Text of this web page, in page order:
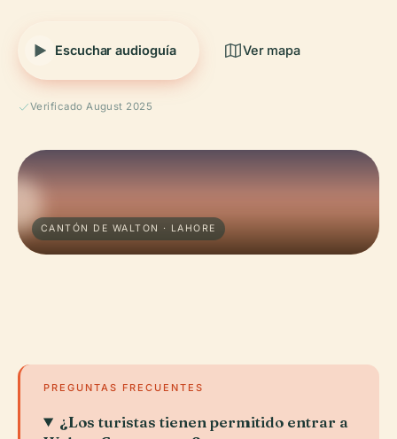
Escuchar audioguía Ver mapa
Verificado August 2025
CANTÓN DE WALTON · LAHORE
PREGUNTAS FRECUENTES
¿Los turistas tienen permitido entrar a